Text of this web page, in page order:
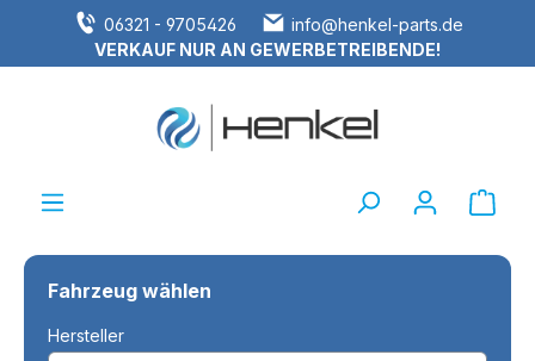
springen06321 - 9705426
info@henkel-parts.de
VERKAUF NUR AN GEWERBETREIBENDE!
Fahrzeug wählen
Hersteller